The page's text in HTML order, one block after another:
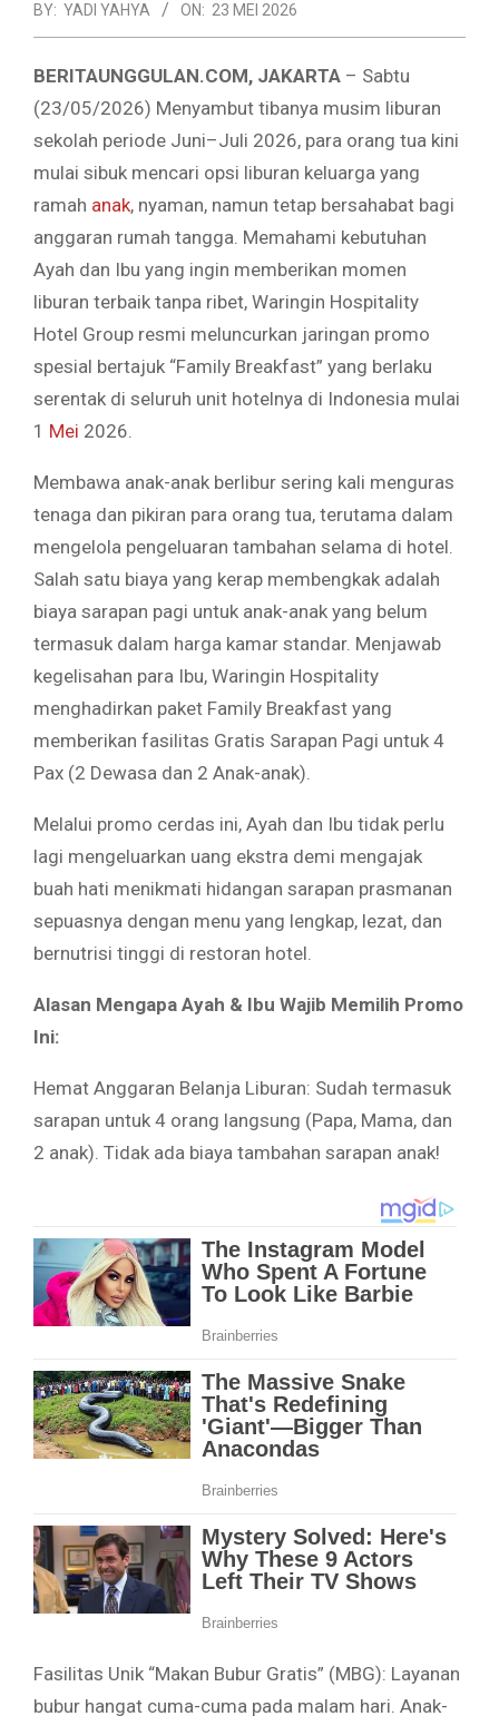
BY: YADI YAHYA ON: 23 MEI 2026
BERITAUNGGULAN.COM, JAKARTA – Sabtu
(23/05/2026) Menyambut tibanya musim liburan
sekolah periode Juni–Juli 2026, para orang tua kini
mulai sibuk mencari opsi liburan keluarga yang
ramah anak, nyaman, namun tetap bersahabat bagi
anggaran rumah tangga. Memahami kebutuhan
Ayah dan Ibu yang ingin memberikan momen
liburan terbaik tanpa ribet, Waringin Hospitality
Hotel Group resmi meluncurkan jaringan promo
spesial bertajuk “Family Breakfast” yang berlaku
serentak di seluruh unit hotelnya di Indonesia mulai
1 Mei 2026.
Membawa anak-anak berlibur sering kali menguras
tenaga dan pikiran para orang tua, terutama dalam
mengelola pengeluaran tambahan selama di hotel.
Salah satu biaya yang kerap membengkak adalah
biaya sarapan pagi untuk anak-anak yang belum
termasuk dalam harga kamar standar. Menjawab
kegelisahan para Ibu, Waringin Hospitality
menghadirkan paket Family Breakfast yang
memberikan fasilitas Gratis Sarapan Pagi untuk 4
Pax (2 Dewasa dan 2 Anak-anak).
Melalui promo cerdas ini, Ayah dan Ibu tidak perlu
lagi mengeluarkan uang ekstra demi mengajak
buah hati menikmati hidangan sarapan prasmanan
sepuasnya dengan menu yang lengkap, lezat, dan
bernutrisi tinggi di restoran hotel.
Alasan Mengapa Ayah & Ibu Wajib Memilih Promo
Ini:
Hemat Anggaran Belanja Liburan: Sudah termasuk
sarapan untuk 4 orang langsung (Papa, Mama, dan
2 anak). Tidak ada biaya tambahan sarapan anak!
Fasilitas Unik “Makan Bubur Gratis” (MBG): Layanan
bubur hangat cuma-cuma pada malam hari. Anak-